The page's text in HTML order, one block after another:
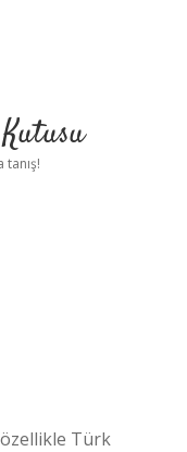
tanış!
Türk